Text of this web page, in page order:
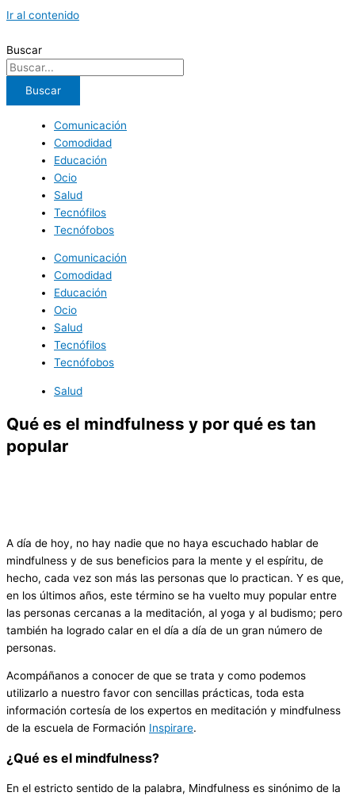
Ir al contenido
Buscar
Buscar
Comunicación
Comodidad
Educación
Ocio
Salud
Tecnófilos
Tecnófobos
Comunicación
Comodidad
Educación
Ocio
Salud
Tecnófilos
Tecnófobos
Salud
Qué es el mindfulness y por qué es tan
popular
A día de hoy, no hay nadie que no haya escuchado hablar de
mindfulness y de sus beneficios para la mente y el espíritu, de
hecho, cada vez son más las personas que lo practican. Y es que,
en los últimos años, este término se ha vuelto muy popular entre
las personas cercanas a la meditación, al yoga y al budismo; pero
también ha logrado calar en el día a día de un gran número de
personas.
Acompáñanos a conocer de que se trata y como podemos
utilizarlo a nuestro favor con sencillas prácticas, toda esta
información cortesía de los expertos en meditación y mindfulness
de la escuela de Formación Inspirare.
¿Qué es el mindfulness?
En el estricto sentido de la palabra, Mindfulness es sinónimo de la